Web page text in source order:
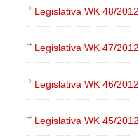
Legislativa WK 48/2012
Legislativa WK 47/2012
Legislativa WK 46/2012
Legislativa WK 45/2012